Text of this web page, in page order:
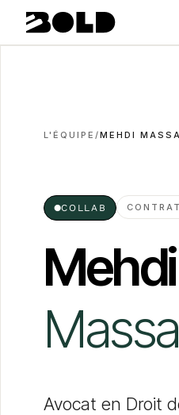
L'ÉQUIPE/MEHDI
●COLLAB
Mehdi
Avocat en Droit